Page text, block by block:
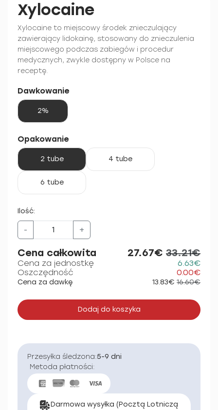
Xylocaine
Xylocaine to miejscowy środek znieczulający
zawierający lidokainę, stosowany do znieczulenia
miejscowego podczas zabiegów i procedur
medycznych, zwykle dostępny w Polsce na
receptę.
Dawkowanie
2%
Opakowanie
2 tube 4 tube
6 tube
Ilość:
- +
Cena całkowita 27.67€ 33.21€
Cena za jednostkę
6.63€
Oszczędność
0.00€
Cena za dawkę 13.83€ 16.60€
Dodaj do koszyka
Przesyłka śledzona:5-9 dni
Metoda płatności:
Darmowa wysyłka (Pocztą Lotniczą